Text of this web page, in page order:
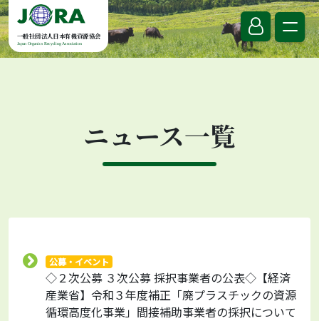
Skip to content
一般社団法人日本有機資源協会
Japan Organics Recycling Association
ニュース一覧
公募・イベント
◇２次公募 ３次公募 採択事業者の公表◇【経済
産業省】令和３年度補正「廃プラスチックの資源
循環高度化事業」間接補助事業者の採択について